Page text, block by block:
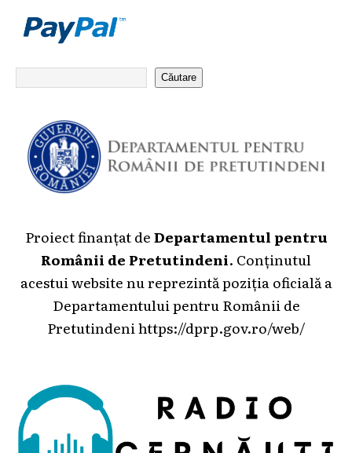
Căutare
Proiect finanțat deDepartamentul pentru
Românii de Pretutindeni. Conținutul
acestui website nu reprezintă poziția oficială a
Departamentului pentru Românii de
Pretutindeni https://dprp.gov.ro/web/